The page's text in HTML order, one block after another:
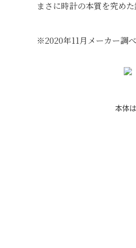
まさに時計の本質を究めた
※2020年11月メーカー調べ
本体